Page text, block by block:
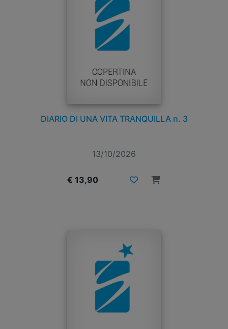
DIARIO DI UNA VITA TRANQUILLA n. 3
13/10/2026
€ 13,90